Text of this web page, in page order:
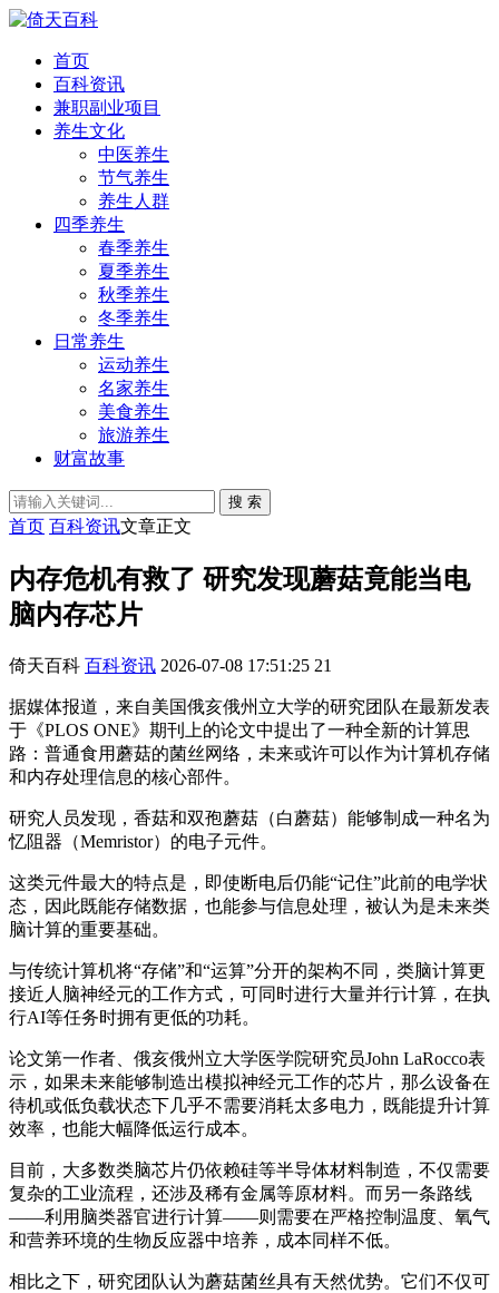
首页
百科资讯
兼职副业项目
养生文化
中医养生
节气养生
养生人群
四季养生
春季养生
夏季养生
秋季养生
冬季养生
日常养生
运动养生
名家养生
美食养生
旅游养生
财富故事
搜 索
首页 百科资讯文章正文
内存危机有救了 研究发现蘑菇竟能当电
脑内存芯片
倚天百科 百科资讯 2026-07-08 17:51:25 21
据媒体报道，来自美国俄亥俄州立大学的研究团队在最新发表
于《PLOS ONE》期刊上的论文中提出了一种全新的计算思
路：普通食用蘑菇的菌丝网络，未来或许可以作为计算机存储
和内存处理信息的核心部件。
研究人员发现，香菇和双孢蘑菇（白蘑菇）能够制成一种名为
忆阻器（Memristor）的电子元件。
这类元件最大的特点是，即使断电后仍能“记住”此前的电学状
态，因此既能存储数据，也能参与信息处理，被认为是未来类
脑计算的重要基础。
与传统计算机将“存储”和“运算”分开的架构不同，类脑计算更
接近人脑神经元的工作方式，可同时进行大量并行计算，在执
行AI等任务时拥有更低的功耗。
论文第一作者、俄亥俄州立大学医学院研究员John LaRocco表
示，如果未来能够制造出模拟神经元工作的芯片，那么设备在
待机或低负载状态下几乎不需要消耗太多电力，既能提升计算
效率，也能大幅降低运行成本。
目前，大多数类脑芯片仍依赖硅等半导体材料制造，不仅需要
复杂的工业流程，还涉及稀有金属等原材料。而另一条路线
——利用脑类器官进行计算——则需要在严格控制温度、氧气
和营养环境的生物反应器中培养，成本同样不低。
相比之下，研究团队认为蘑菇菌丝具有天然优势。它们不仅可